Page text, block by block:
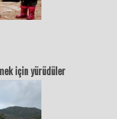
için yürüdüler